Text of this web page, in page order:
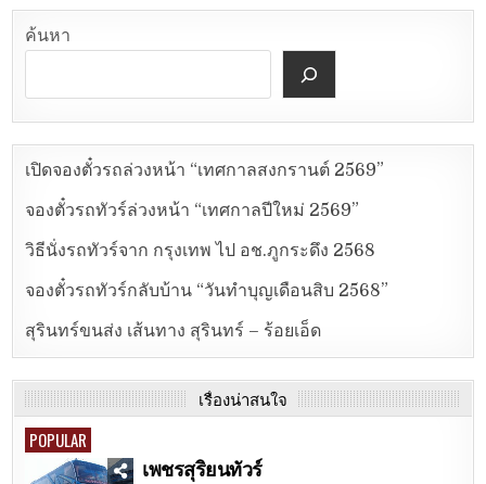
ค้นหา
เปิดจองตั๋วรถล่วงหน้า “เทศกาลสงกรานต์ 2569”
จองตั๋วรถทัวร์ล่วงหน้า “เทศกาลปีใหม่ 2569”
วิธีนั่งรถทัวร์จาก กรุงเทพ ไป อช.ภูกระดึง 2568
จองตั๋วรถทัวร์กลับบ้าน “วันทำบุญเดือนสิบ 2568”
สุรินทร์ขนส่ง เส้นทาง สุรินทร์ – ร้อยเอ็ด
เรื่องน่าสนใจ
POPULAR
เพชรสุริยนทัวร์